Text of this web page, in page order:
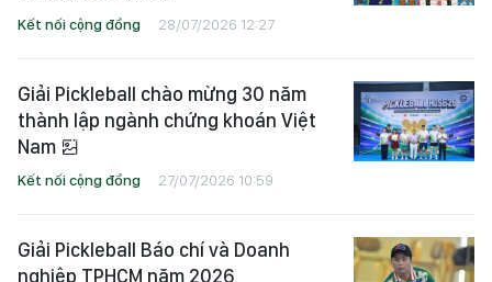
Rộn ràng tiếng cười tại Giải
TPHCM năm 2026
Kết nối cộng đồng 28/07/2026 12:27
Giải Pickleball chào mừng 30 năm
Nam
Kết nối cộng đồng 27/07/2026 10:59